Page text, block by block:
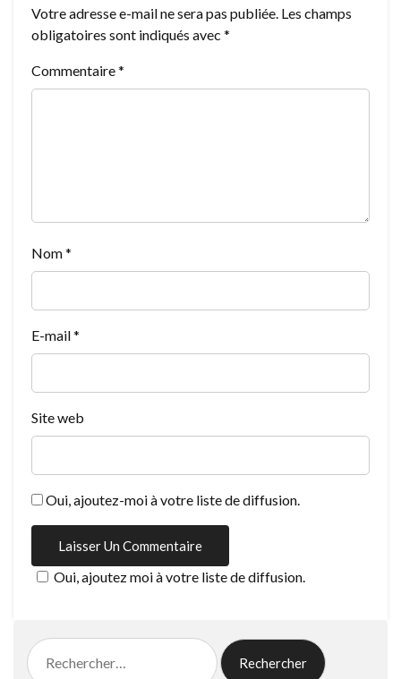
Votre adresse e-mail ne sera pas publiée. Les champs
obligatoires sont indiqués avec *
Commentaire*
Nom*
E-mail*
Site web
Oui, ajoutez-moi à votre liste de diffusion.
Oui, ajoutez moi à votre liste de diffusion.
Rechercher :